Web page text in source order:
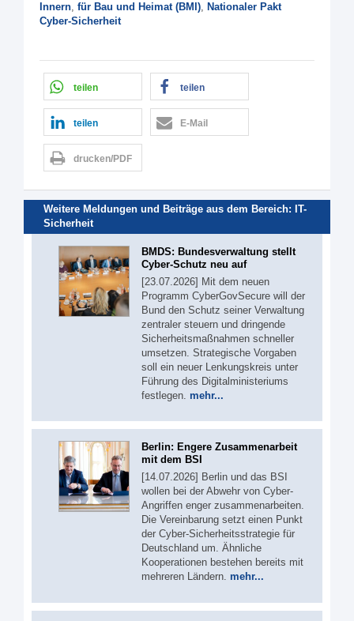
Innern, für Bau und Heimat (BMI), Nationaler Pakt
Cyber-Sicherheit
teilen teilen
teilen E-Mail
drucken/PDF
Weitere Meldungen und Beiträge aus dem Bereich: IT-
Sicherheit
BMDS: Bundesverwaltung stellt
Cyber-Schutz neu auf
[23.07.2026] Mit dem neuen
Programm CyberGovSecure will der
Bund den Schutz seiner Verwaltung
zentraler steuern und dringende
Sicherheitsmaßnahmen schneller
umsetzen. Strategische Vorgaben
soll ein neuer Lenkungskreis unter
Führung des Digitalministeriums
festlegen. mehr...
Berlin: Engere Zusammenarbeit
mit dem BSI
[14.07.2026] Berlin und das BSI
wollen bei der Abwehr von Cyber-
Angriffen enger zusammenarbeiten.
Die Vereinbarung setzt einen Punkt
der Cyber-Sicherheitsstrategie für
Deutschland um. Ähnliche
Kooperationen bestehen bereits mit
mehreren Ländern. mehr...